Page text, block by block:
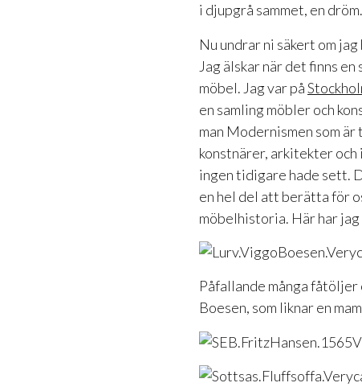
i djupgrå sammet, en
Nu undrar ni säkert om
Jag älskar när det finns
möbel. Jag var på
en samling möbler och
man Modernismen som
konstnärer, arkitekter och
ingen tidigare hade sett.
en hel del att berätta för
möbelhistoria. Här har
Påfallande många fåtöljer
Boesen, som liknar en